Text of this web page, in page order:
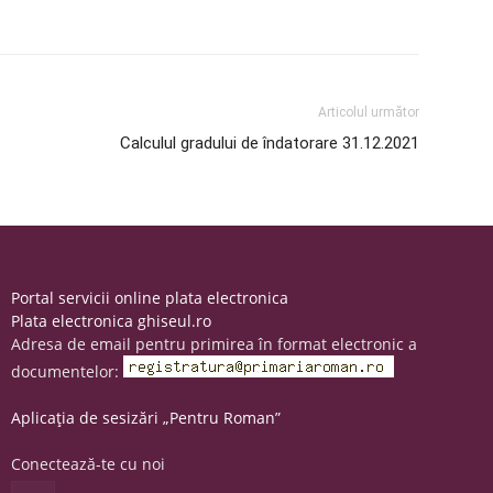
Articolul următor
Calculul gradului de îndatorare 31.12.2021
Portal servicii online plata electronica
Plata electronica ghiseul.ro
Adresa de email pentru primirea în format electronic a
documentelor:
Aplicația de sesizări „Pentru Roman”
Conectează-te cu noi